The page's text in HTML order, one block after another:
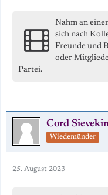
Nahm an
sich nach
Freunde und
oder
Partei.
Cord
Wiedemünder
25. August 2023